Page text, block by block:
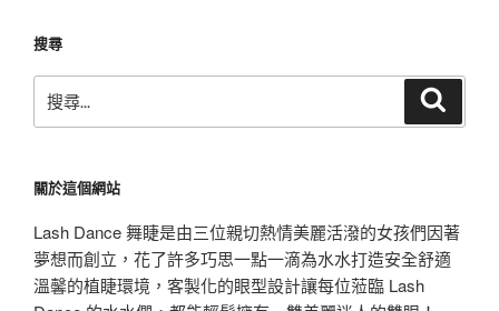
搜尋
尋
字:
關於這個網站
Lash Dance 舞睫是由三位親切熱情美麗活潑的女孩們因著
夢想而創立，花了許多巧思一點一滴為水水打造安全舒適
溫馨的植睫環境，客製化的眼型設計讓每位蒞臨 Lash